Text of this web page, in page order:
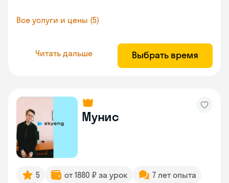
Все услуги и цены (5)
Читать дальше Выбрать время
Мунис
5 от 1880 ₽ за урок
7 лет опыта